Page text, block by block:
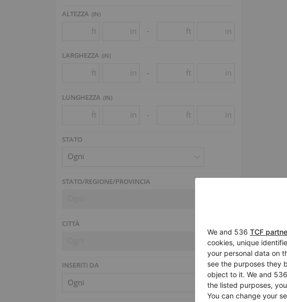
ALTEZZA (IN)
ft in - ft in
LARGHEZZA (IN)
ft in - ft in
LUNGHEZZA (IN)
ft in - ft in
STATO
Ogni
STATO/REGIONE/PROVINCIA
CITTÀ
INSERITI DA